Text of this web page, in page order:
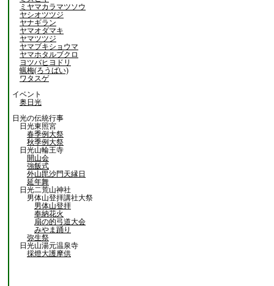
ミヤマカラマツソウ
ヤシオツツジ
ヤナギラン
ヤマオダマキ
ヤマツツジ
ヤマブキショウマ
ヤマホタルブクロ
ヨツバヒヨドリ
蝋梅(ろうばい)
ワタスゲ
イベント
奥日光
日光の伝統行事
日光東照宮
春季例大祭
秋季例大祭
日光山輪王寺
開山会
強飯式
外山毘沙門天縁日
延年舞
日光二荒山神社
男体山登拝講社大祭
男体山登拝
奉納花火
扇の的弓道大会
みやま踊り
弥生祭
日光山湯元温泉寺
採燈大護摩供